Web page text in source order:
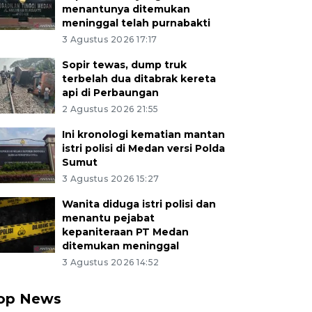
menantunya ditemukan
meninggal telah purnabakti
3 Agustus 2026 17:17
Sopir tewas, dump truk
terbelah dua ditabrak kereta
api di Perbaungan
2 Agustus 2026 21:55
Ini kronologi kematian mantan
istri polisi di Medan versi Polda
Sumut
3 Agustus 2026 15:27
Wanita diduga istri polisi dan
menantu pejabat
kepaniteraan PT Medan
ditemukan meninggal
3 Agustus 2026 14:52
News